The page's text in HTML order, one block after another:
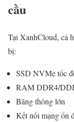
cầu
Tại XanhCloud, cả
bị:
SSD NVMe tốc
RAM DDR4/
Băng thông lớn
Kết nối mạng ổn